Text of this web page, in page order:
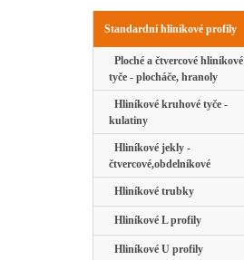
Standardní hliníkové profily
Ploché a čtvercové hliníkové
tyče - plocháče, hranoly
Hliníkové kruhové tyče -
kulatiny
Hliníkové jekly -
čtvercové,obdelníkové
Hliníkové trubky
Hliníkové L profily
Hliníkové U profily